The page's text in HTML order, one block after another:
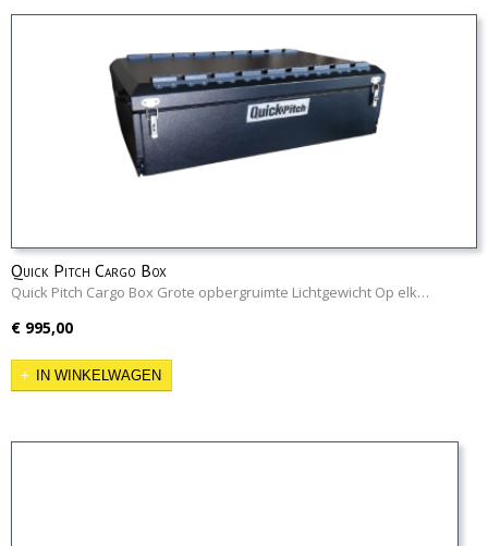
Quick Pitch Cargo Box
Quick Pitch Cargo Box Grote opbergruimte Lichtgewicht Op elk…
€ 995,00
IN WINKELWAGEN